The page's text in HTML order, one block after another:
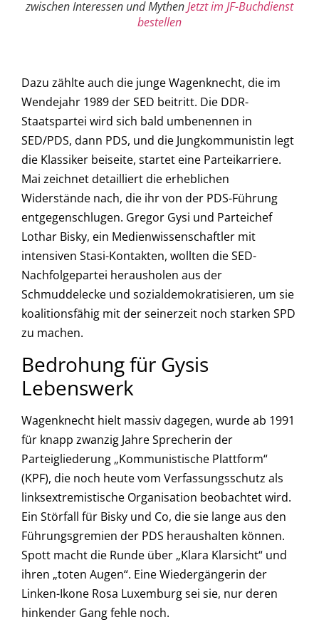
zwischen Interessen und MythenJetzt im JF-Buchdienst
bestellen
Dazu zählte auch die junge Wagenknecht, die im
Wendejahr 1989 der SED beitritt. Die DDR-
Staatspartei wird sich bald umbenennen in
SED/PDS, dann PDS, und die Jungkommunistin legt
die Klassiker beiseite, startet eine Parteikarriere.
Mai zeichnet detailliert die erheblichen
Widerstände nach, die ihr von der PDS-Führung
entgegenschlugen. Gregor Gysi und Parteichef
Lothar Bisky, ein Medienwissenschaftler mit
intensiven Stasi-Kontakten, wollten die SED-
Nachfolgepartei herausholen aus der
Schmuddelecke und sozialdemokratisieren, um sie
koalitionsfähig mit der seinerzeit noch starken SPD
zu machen.
Bedrohung für Gysis
Lebenswerk
Wagenknecht hielt massiv dagegen, wurde ab 1991
für knapp zwanzig Jahre Sprecherin der
Parteigliederung „Kommunistische Plattform“
(KPF), die noch heute vom Verfassungsschutz als
linksextremistische Organisation beobachtet wird.
Ein Störfall für Bisky und Co, die sie lange aus den
Führungsgremien der PDS heraushalten können.
Spott macht die Runde über „Klara Klarsicht“ und
ihren „toten Augen“. Eine Wiedergängerin der
Linken-Ikone Rosa Luxemburg sei sie, nur deren
hinkender Gang fehle noch.